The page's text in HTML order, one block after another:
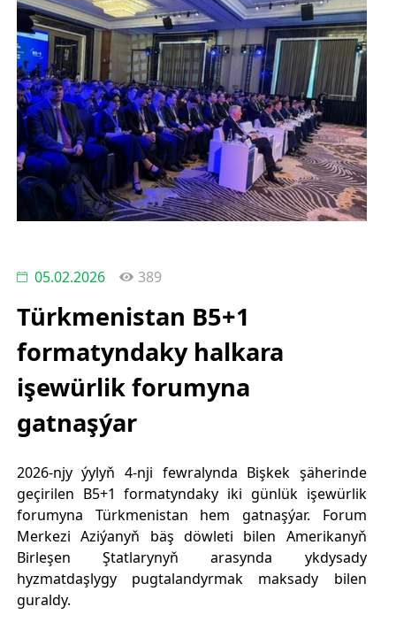
05.02.2026 389
Türkmenistan B5+1
formatyndaky halkara
işewürlik forumyna
gatnaşýar
2026-njy ýylyň 4-nji fewralynda Bişkek şäherinde
geçirilen B5+1 formatyndaky iki günlük işewürlik
forumyna Türkmenistan hem gatnaşýar. Forum
Merkezi Aziýanyň bäş döwleti bilen Amerikanyň
Birleşen Ştatlarynyň arasynda ykdysady
hyzmatdaşlygy pugtalandyrmak maksady bilen
guraldy.